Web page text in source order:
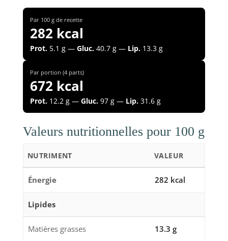
Par 100 g de recette
282 kcal
Prot.5.1 g — Gluc.40.7 g — Lip.13.3 g
Par portion (4 parts)
672 kcal
Prot.12.2 g — Gluc.97 g — Lip.31.6 g
Valeurs nutritionnelles pour 100 g
NUTRIMENT VALEUR
Énergie 282 kcal
Lipides
Matières grasses 13.3 g